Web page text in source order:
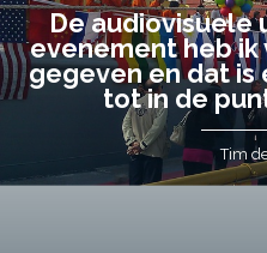
De audiovisuele
evenement heb
gegeven en dat is
tot in de
Tim